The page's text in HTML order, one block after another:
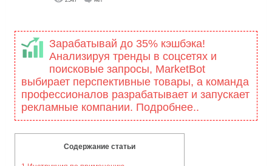
Зарабатывай до 35% кэшбэка!
Анализируя тренды в соцсетях и
поисковые запросы, MarketBоt
выбирает перспективные товары, а команда
профессионалов разрабатывает и запускает
рекламные компании. Подробнее..
Содержание статьи